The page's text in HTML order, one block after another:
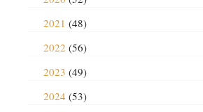
2021 (48)
2022 (56)
2023 (49)
2024 (53)